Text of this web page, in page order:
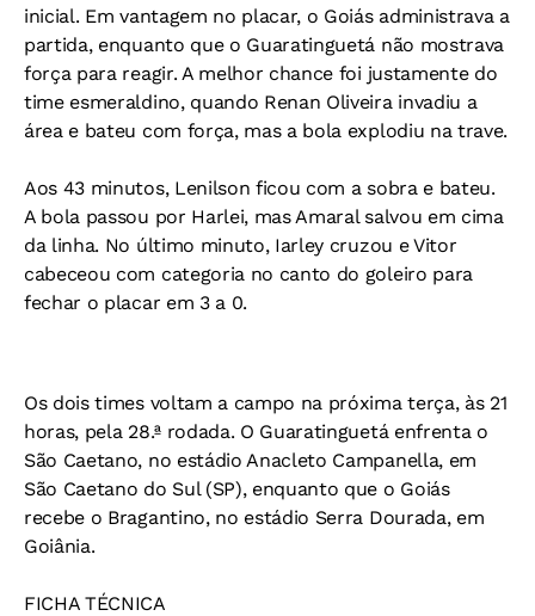
inicial. Em vantagem no placar, o Goiás administrava a
partida, enquanto que o Guaratinguetá não mostrava
força para reagir. A melhor chance foi justamente do
time esmeraldino, quando Renan Oliveira invadiu a
área e bateu com força, mas a bola explodiu na trave.
Aos 43 minutos, Lenilson ficou com a sobra e bateu.
A bola passou por Harlei, mas Amaral salvou em cima
da linha. No último minuto, Iarley cruzou e Vitor
cabeceou com categoria no canto do goleiro para
fechar o placar em 3 a 0.
Os dois times voltam a campo na próxima terça, às 21
horas, pela 28.ª rodada. O Guaratinguetá enfrenta o
São Caetano, no estádio Anacleto Campanella, em
São Caetano do Sul (SP), enquanto que o Goiás
recebe o Bragantino, no estádio Serra Dourada, em
Goiânia.
FICHA TÉCNICA